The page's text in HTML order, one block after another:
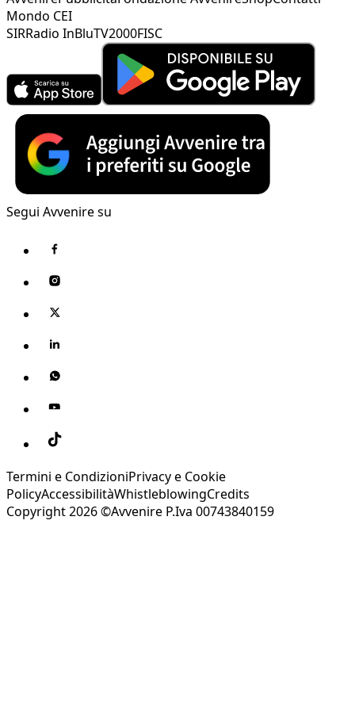
Mondo CEI
SIRRadio InBluTV2000FISC
Segui Avvenire su
Termini e CondizioniPrivacy e Cookie
PolicyAccessibilitàWhistleblowingCredits
Copyright 2026 ©Avvenire P.Iva 00743840159